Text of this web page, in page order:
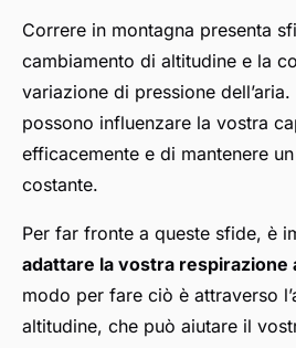
Correre in montagna presenta
cambiamento di altitudine e la
variazione di pressione
possono influenzare la vostra
efficacemente e di mantenere
costante.
Per far fronte a queste sfide, è
adattare la vostra respirazione
modo per fare ciò è attraverso
altitudine, che può aiutare il